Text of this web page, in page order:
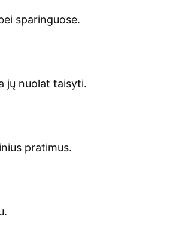
sparinguose.
jų nuolat taisyti.
pratimus.